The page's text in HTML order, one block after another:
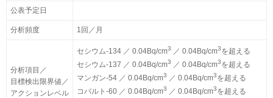
公表予定日
分析頻度 1回／月
分析項目／
目標検出限界値／
アクションレベル
セシウム-134 ／ 0.04Bq/cm3 ／ 0.04Bq/cm3を超える
セシウム-137 ／ 0.04Bq/cm3 ／ 0.04Bq/cm3を超える
マンガン-54 ／ 0.04Bq/cm3 ／ 0.04Bq/cm3を超える
コバルト-60 ／ 0.04Bq/cm3 ／ 0.04Bq/cm3を超える
公表予定日
分析頻度 1回／月
分析項目／
目標検出限界値／
アクションレベル
セシウム-134 ／ 0.04Bq/cm3 ／ 0.04Bq/cm3を超える
セシウム-137 ／ 0.04Bq/cm3 ／ 0.04Bq/cm3を超える
マンガン-54 ／ 0.04Bq/cm3 ／ 0.04Bq/cm3を超える
コバルト-60 ／ 0.04Bq/cm3 ／ 0.04Bq/cm3を超える